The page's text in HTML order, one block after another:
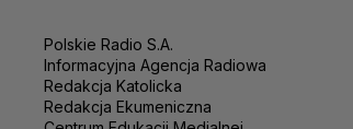
Polskie Radio S.A.
Informacyjna Agencja Radiowa
Redakcja Katolicka
Redakcja Ekumeniczna